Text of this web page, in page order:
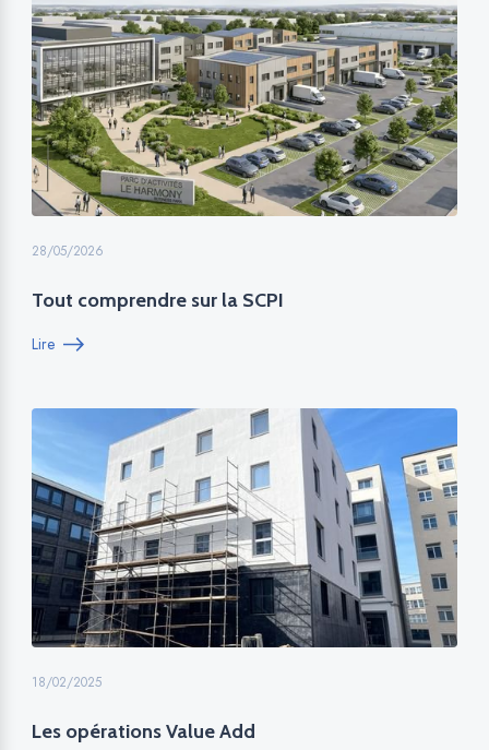
28/05/2026
Tout comprendre sur la SCPI
Lire
18/02/2025
Les opérations Value Add